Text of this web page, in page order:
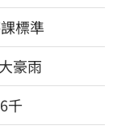
標準
豪雨
千